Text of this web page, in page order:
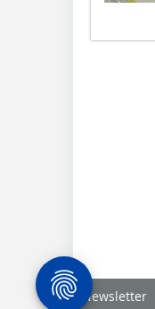
Newsletter